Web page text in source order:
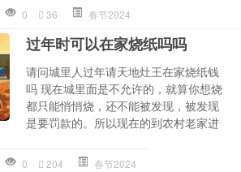
0 36 春节2024
过年时可以在家烧纸吗吗
请问城里人过年请天地灶王在家烧纸钱
吗 现在城里面是不允许的，就算你想烧
都只能悄悄烧，还不能被发现，被发现
是要罚款的。所以现在的到农村老家进
0 204 春节2024